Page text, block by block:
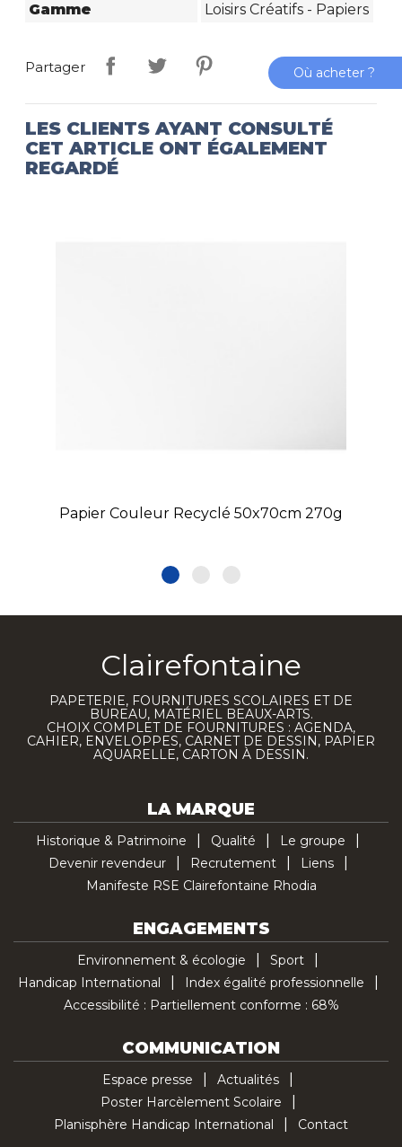
Gamme
Loisirs Créatifs - Papiers
Partager
LES CLIENTS AYANT CONSULTÉ
CET ARTICLE ONT ÉGALEMENT
REGARDÉ
Papier Couleur Recyclé 50x70cm 270g
Clairefontaine
PAPETERIE, FOURNITURES SCOLAIRES ET DE
BUREAU, MATÉRIEL BEAUX-ARTS.
CHOIX COMPLET DE FOURNITURES : AGENDA,
CAHIER, ENVELOPPES, CARNET DE DESSIN, PAPIER
AQUARELLE, CARTON À DESSIN.
LA MARQUE
Historique & Patrimoine Qualité
Le groupe
Devenir revendeur
Recrutement
Liens
Manifeste RSE Clairefontaine Rhodia
ENGAGEMENTS
Environnement & écologie
Sport
Handicap International
Index égalité professionnelle
Accessibilité : Partiellement conforme : 68%
COMMUNICATION
Espace presse
Actualités
Poster Harcèlement Scolaire
Planisphère Handicap International
Contact
Où acheter ?